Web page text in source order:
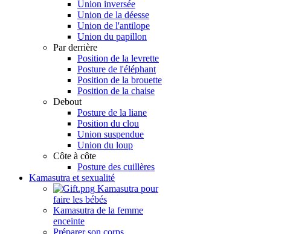
Union inversée
Union de la déesse
Union de l'antilope
Union du papillon
Par derrière
Position de la levrette
Posture de l'éléphant
Position de la brouette
Position de la chaise
Debout
Posture de la liane
Position du clou
Union suspendue
Union du loup
Côte à côte
Posture des cuillères
Kamasutra et sexualité
Kamasutra pour
faire les bébés
Kamasutra de la femme
enceinte
Préparer son corps